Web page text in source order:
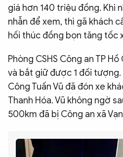
giá hơn 140 triệu đồng. Khi
nhẫn để xem, thì gã khách
hối thúc đồng bọn tăng tốc
Phòng CSHS Công an TP
và bắt giữ được 1 đối
Công Tuấn Vũ đã đón xe
Thanh Hóa. Vũ không ngờ
500km đã bị Công an xã